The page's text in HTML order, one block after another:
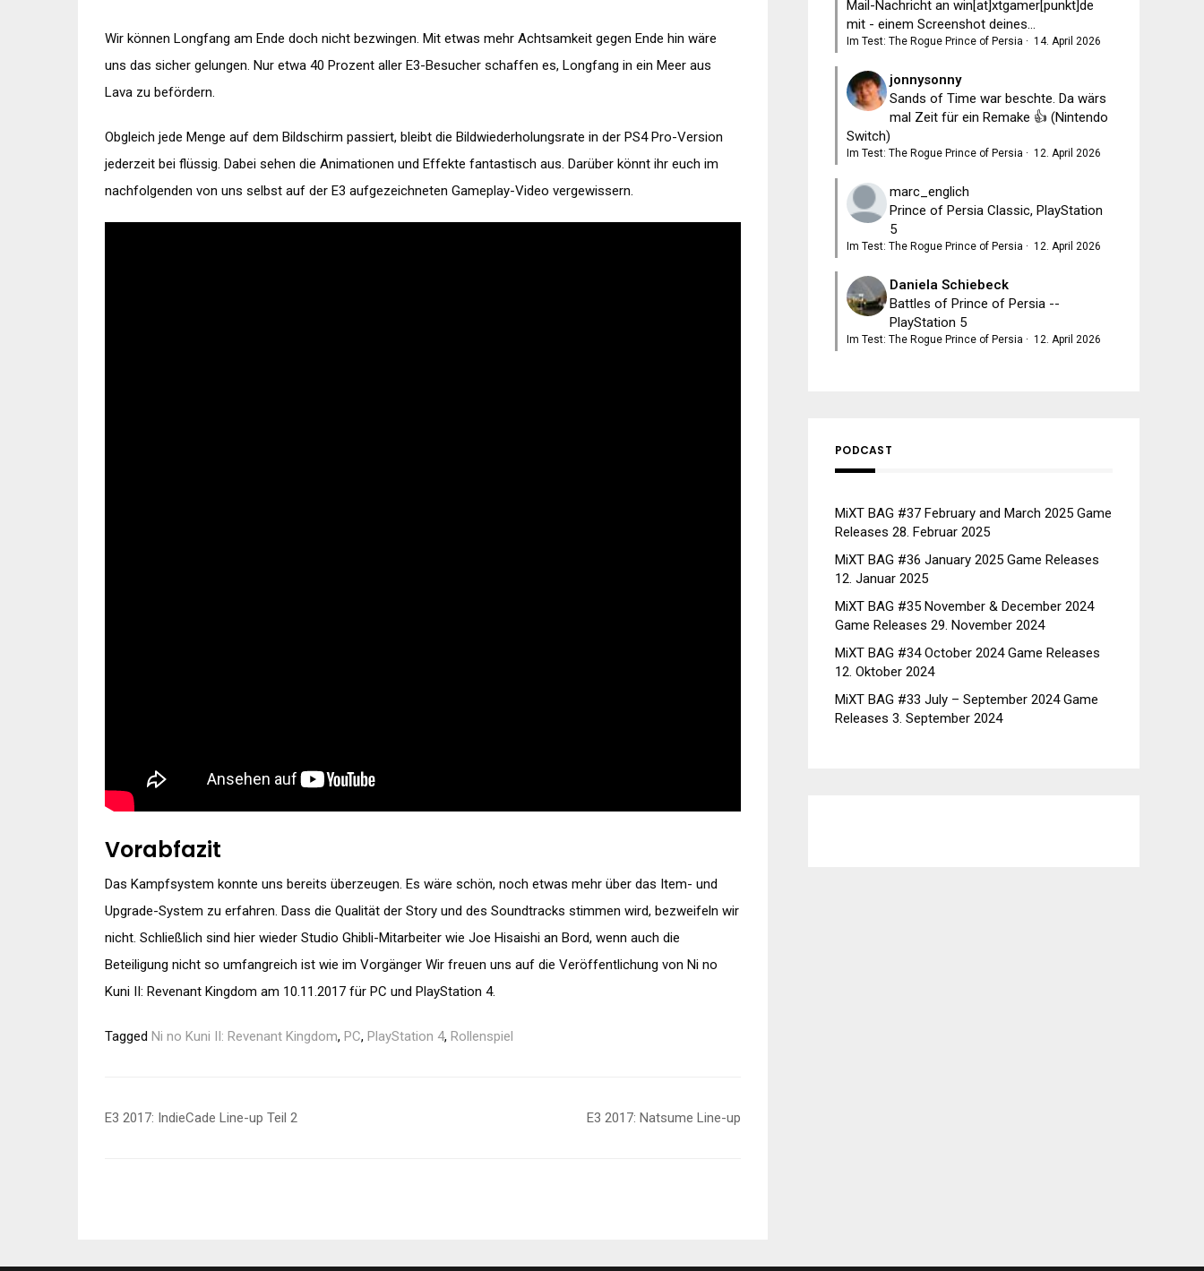
Wir können Longfang am Ende doch nicht bezwingen. Mit etwas mehr Achtsamkeit gegen Ende hin wäre
uns das sicher gelungen. Nur etwa 40 Prozent aller E3-Besucher schaffen es, Longfang in ein Meer aus
Lava zu befördern.
Obgleich jede Menge auf dem Bildschirm passiert, bleibt die Bildwiederholungsrate in der PS4 Pro-Version
jederzeit bei flüssig. Dabei sehen die Animationen und Effekte fantastisch aus. Darüber könnt ihr euch im
nachfolgenden von uns selbst auf der E3 aufgezeichneten Gameplay-Video vergewissern.
Vorabfazit
Das Kampfsystem konnte uns bereits überzeugen. Es wäre schön, noch etwas mehr über das Item- und
Upgrade-System zu erfahren. Dass die Qualität der Story und des Soundtracks stimmen wird, bezweifeln wir
nicht. Schließlich sind hier wieder Studio Ghibli-Mitarbeiter wie Joe Hisaishi an Bord, wenn auch die
Beteiligung nicht so umfangreich ist wie im Vorgänger Wir freuen uns auf die Veröffentlichung von Ni no
Kuni II: Revenant Kingdom am 10.11.2017 für PC und PlayStation 4.
Tagged Ni no Kuni II: Revenant Kingdom, PC, PlayStation 4, Rollenspiel
Beitragsnavigation
E3 2017: IndieCade Line-up Teil 2 E3 2017: Natsume Line-up
Mail-Nachricht an win[at]xtgamer[punkt]de
mit - einem Screenshot deines...
Im Test: The Rogue Prince of Persia · 14. April 2026
jonnysonny
Sands of Time war beschte. Da wärs
mal Zeit für ein Remake 👍 (Nintendo
Switch)
Im Test: The Rogue Prince of Persia · 12. April 2026
marc_englich
Prince of Persia Classic, PlayStation
5
Im Test: The Rogue Prince of Persia · 12. April 2026
Daniela Schiebeck
Battles of Prince of Persia --
PlayStation 5
Im Test: The Rogue Prince of Persia · 12. April 2026
PODCAST
MiXT BAG #37 February and March 2025 Game
Releases 28. Februar 2025
MiXT BAG #36 January 2025 Game Releases
12. Januar 2025
MiXT BAG #35 November & December 2024
Game Releases 29. November 2024
MiXT BAG #34 October 2024 Game Releases
12. Oktober 2024
MiXT BAG #33 July – September 2024 Game
Releases 3. September 2024